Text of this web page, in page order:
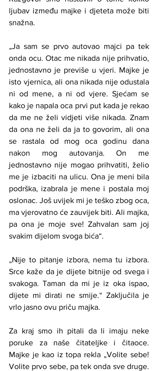
ljubav između majke i djeteta može biti
snažna.
„Ja sam se prvo autovao majci pa tek
onda ocu. Otac me nikada nije prihvatio,
jednostavno je previše u vjeri. Majke je
isto vjernica, ali ona nikada nije odustala
ni od mene, a ni od vjere. Sjećam se
kako je napala oca prvi put kada je rekao
da me ne želi vidjeti više nikada. Znam
da ona ne želi da ja to govorim, ali ona
se rastala od mog oca godinu dana
nakon mog autovanja. On me
jednostavno nije mogao prihvatiti, želio
me je izbaciti na ulicu. Ona je meni bila
podrška, izabrala je mene i postala moj
oslonac. Još uvijek mi je teško zbog oca,
ma vjerovatno će zauvijek biti. Ali majka,
pa ona je moje sve! Zahvalan sam joj
svakim dijelom svoga bića“.
„Nije to pitanje izbora, nema tu izbora.
Srce kaže da je dijete bitnije od svega i
svakoga. Taman da mi je iz oka ispao,
dijete mi dirati ne smije.“ Zaključila je
vrlo jasno ovu priču majka.
Za kraj smo ih pitali da li imaju neke
poruke za naše čitateljke i čitaoce.
Majke je kao iz topa rekla „Volite sebe!
Volite prvo sebe, pa tek onda sve druge.